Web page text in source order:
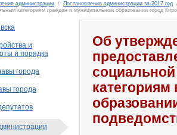
администрации / Постановления администрации за 2017 год
категориям граждан в муниципальном образовании город
Об
и
и порядка
города
города